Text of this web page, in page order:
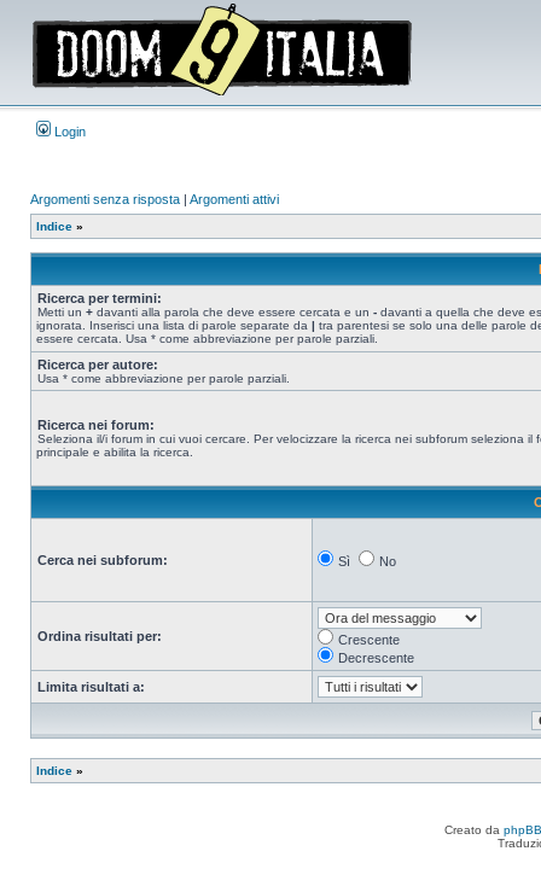
Login
Argomenti senza risposta | Argomenti attivi
Indice »
Ricerca per termini:
Metti un + davanti alla parola che deve essere cercata e un - davanti a quella che deve
ignorata. Inserisci una lista di parole separate da | tra parentesi se solo una delle parole
essere cercata. Usa * come abbreviazione per parole parziali.
Ricerca per autore:
Usa * come abbreviazione per parole parziali.
Ricerca nei forum:
Seleziona il/i forum in cui vuoi cercare. Per velocizzare la ricerca nei subforum seleziona il
principale e abilita la ricerca.
Cerca nei subforum: Sì No
Ordina risultati per:
Crescente
Decrescente
Limita risultati a:
Indice »
Creato da phpBB